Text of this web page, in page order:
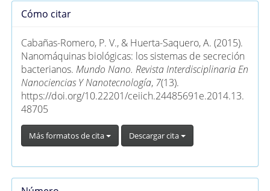
Detalles
artículo
Cómo citar
Cabañas-Romero, P. V., & Huerta-Saquero, A. (2015).
Nanomáquinas biológicas: los sistemas de secreción
bacterianos. Mundo Nano. Revista Interdisciplinaria En
Nanociencias Y Nanotecnología, 7(13).
https://doi.org/10.22201/ceiich.24485691e.2014.13.
48705
Más formatos de cita Descargar cita